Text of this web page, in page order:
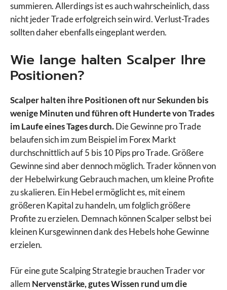
summieren. Allerdings ist es auch wahrscheinlich, dass
nicht jeder Trade erfolgreich sein wird. Verlust-Trades
sollten daher ebenfalls eingeplant werden.
Wie lange halten Scalper Ihre
Positionen?
Scalper halten ihre Positionen oft nur Sekunden bis
wenige Minuten und führen oft Hunderte von Trades
im Laufe eines Tages durch.Die Gewinne pro Trade
belaufen sich im zum Beispiel im Forex Markt
durchschnittlich auf 5 bis 10 Pips pro Trade. Größere
Gewinne sind aber dennoch möglich. Trader können von
der Hebelwirkung Gebrauch machen, um kleine Profite
zu skalieren. Ein Hebel ermöglicht es, mit einem
größeren Kapital zu handeln, um folglich größere
Profite zu erzielen. Demnach können Scalper selbst bei
kleinen Kursgewinnen dank des Hebels hohe Gewinne
erzielen.
Für eine gute Scalping Strategie brauchen Trader vor
allem Nervenstärke, gutes Wissen rund um die